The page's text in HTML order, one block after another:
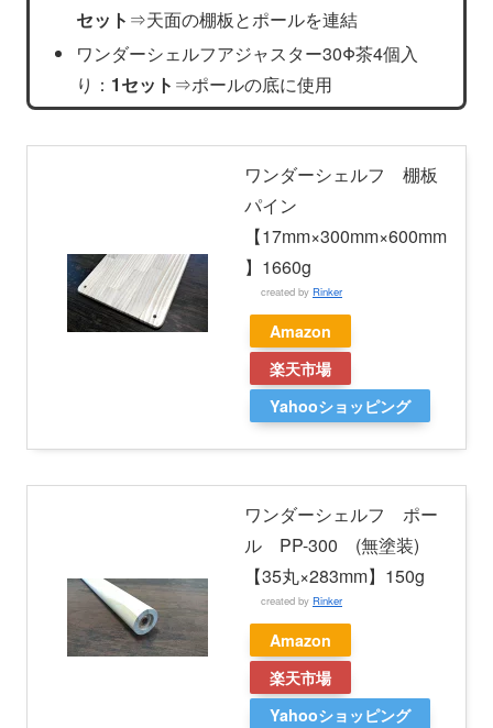
セット ⇒天面の棚板とポールを連結
ワンダーシェルフアジャスター30Φ茶4個入
り： 1セット ⇒ポールの底に使用
ワンダーシェルフ 棚板
パイン
【17mm×300mm×600mm
】1660g
created by Rinker
Amazon
楽天市場
Yahooショッピング
ワンダーシェルフ ポー
ル PP-300 (無塗装)
【35丸×283mm】150g
created by Rinker
Amazon
楽天市場
Yahooショッピング